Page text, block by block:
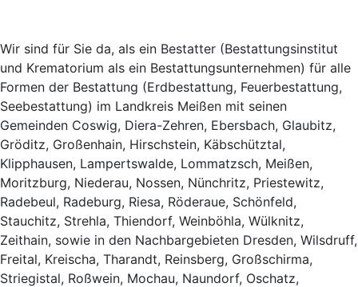
Wir sind für Sie da, als ein Bestatter (Bestattungsinstitut
und Krematorium als ein Bestattungsunternehmen) für alle
Formen der Bestattung (Erdbestattung, Feuerbestattung,
Seebestattung) im Landkreis Meißen mit seinen
Gemeinden Coswig, Diera-Zehren, Ebersbach, Glaubitz,
Gröditz, Großenhain, Hirschstein, Käbschütztal,
Klipphausen, Lampertswalde, Lommatzsch, Meißen,
Moritzburg, Niederau, Nossen, Nünchritz, Priestewitz,
Radebeul, Radeburg, Riesa, Röderaue, Schönfeld,
Stauchitz, Strehla, Thiendorf, Weinböhla, Wülknitz,
Zeithain, sowie in den Nachbargebieten Dresden, Wilsdruff,
Freital, Kreischa, Tharandt, Reinsberg, Großschirma,
Striegistal, Roßwein, Mochau, Naundorf, Oschatz,